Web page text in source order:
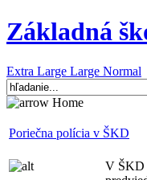
Základná
Extra Large Large Normal
Home
Poriečna polícia v ŠKD
V ŠKD